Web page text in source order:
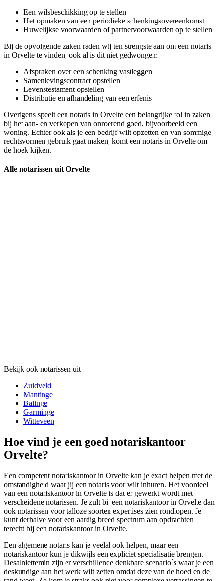
Een wilsbeschikking op te stellen
Het opmaken van een periodieke schenkingsovereenkomst
Huwelijkse voorwaarden of partnervoorwaarden op te stellen
Bij de opvolgende zaken raden wij ten strengste aan om een notaris
in Orvelte te vinden, ook al is dit niet gedwongen:
Afspraken over een schenking vastleggen
Samenlevingscontract opstellen
Levenstestament opstellen
Distributie en afhandeling van een erfenis
Overigens speelt een notaris in Orvelte een belangrijke rol in zaken
bij het aan- en verkopen van onroerend goed, bijvoorbeeld een
woning. Echter ook als je een bedrijf wilt opzetten en van sommige
rechtsvormen gebruik gaat maken, komt een notaris in Orvelte om
de hoek kijken.
Alle notarissen uit Orvelte
Bekijk ook notarissen uit
Zuidveld
Mantinge
Balinge
Garminge
Witteveen
Hoe vind je een goed notariskantoor
Orvelte?
Een competent notariskantoor in Orvelte kan je exact helpen met de
omstandigheid waar jij een notaris voor wilt inhuren. Het voordeel
van een notariskantoor in Orvelte is dat er gewerkt wordt met
verscheidene notarissen. Je zult bij een notariskantoor in Orvelte dan
ook notarissen voor talloze soorten expertises zien rondlopen. Je
kunt derhalve voor een aardig breed spectrum aan opdrachten
terecht bij een notariskantoor in Orvelte.
Een algemene notaris kan je veelal ook helpen, maar een
notariskantoor kun je dikwijls een expliciet specialisatie brengen.
Desalniettemin zijn er verschillende denkbare scenario`s waar je een
deskundige aan het werk wilt zetten omdat deze van de hoed en de